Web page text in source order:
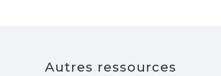
Autres ressources